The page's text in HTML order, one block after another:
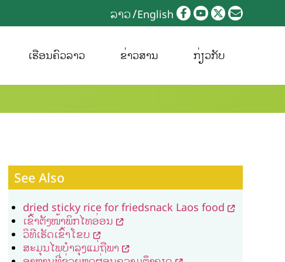
ລາວ English
ເຮືອນຄົວລາວ ຂ່າວສານ ກ່ຽວກັບ
See Also
dried sticky rice for friedsnack Laos food
ເຂົ້າຕັງໜ້າພິກໄທອ່ອນ
ວິທີເຮັດເຂົ້າໂຂບ
ສະມຸນໄພບຳລຸງແມ່ຖືພາ